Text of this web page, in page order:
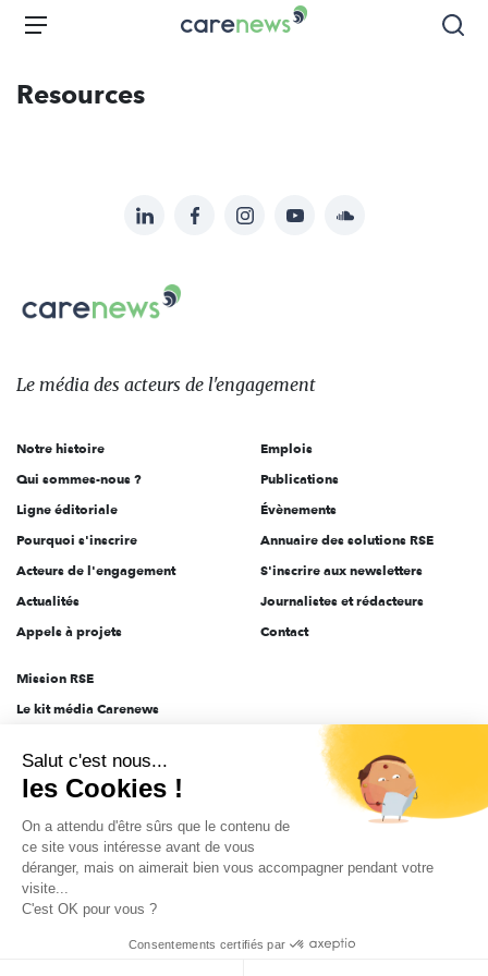
Aller
principal
Carenews,
Menu
Resources
sur:
LinkedInFacebookInstagramYouTubeSoundcloud
Carenews,
Le
des
l'engagement
Le média des acteurs de l'engagement
Notre histoire
Qui sommes-nous ?
Ligne éditoriale
Pourquoi s'inscrire
Acteurs de l'engagement
Actualités
Appels à projets
Emplois
Publications
Évènements
Annuaire des solutions RSE
S'inscrire aux newsletters
Journalistes et rédacteurs
Contact
Mission RSE
Le kit média Carenews
AEF info
Novethic
PRODURABLE
Inclusiv Day
Données personnelles Mentions légales 2025-2026 Tout droits réservés
Salut c'est nous...
les Cookies !
On a attendu d'être sûrs que le contenu de
ce site vous intéresse avant de vous
déranger, mais on aimerait bien vous accompagner pendant votre
visite...
C'est OK pour vous ?
Consentements certifiés par